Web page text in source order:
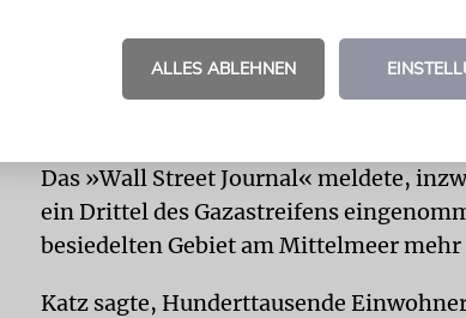
Freilassung der Geiseln zu erreichen,
des Krieges bedeute.
Das »Wall Street Journal« meldete,
ein Drittel des Gazastreifens
besiedelten Gebiet am Mittelmeer
Katz sagte, Hunderttausende
ALLES ABLEHNEN